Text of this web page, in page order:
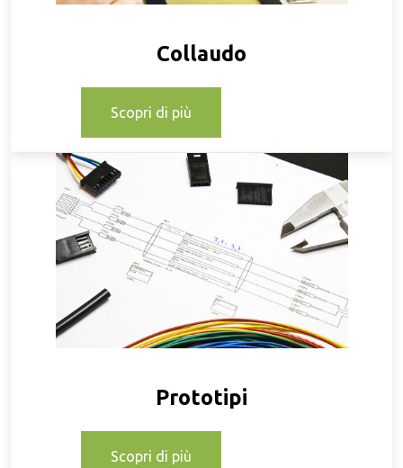
Collaudo
Scopri di più
Prototipi
Scopri di più